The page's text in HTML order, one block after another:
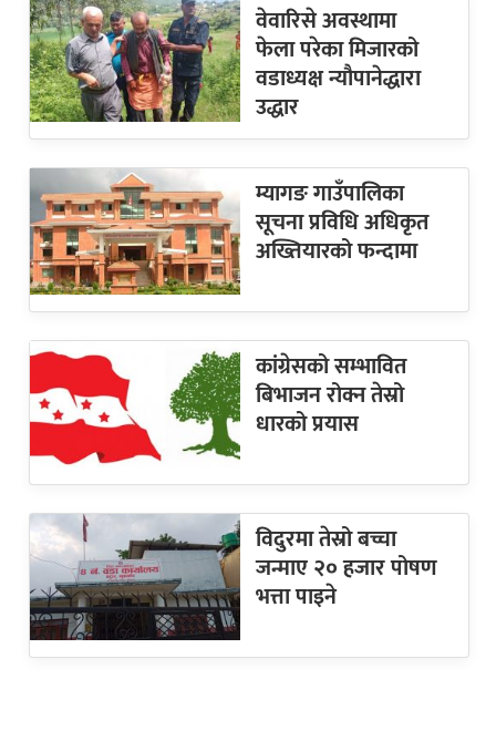
वेवारिसे अवस्थामा
फेला परेका मिजारको
वडाध्यक्ष न्यौपानेद्धारा
उद्धार
म्यागङ गाउँपालिका
सूचना प्रविधि अधिकृत
अख्तियारको फन्दामा
कांग्रेसको सम्भावित
बिभाजन रोक्न तेस्रो
धारको प्रयास
विदुरमा तेस्रो बच्चा
जन्माए २० हजार पोषण
भत्ता पाइने